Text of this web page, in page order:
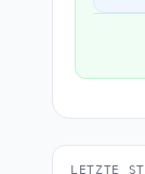
LETZTE